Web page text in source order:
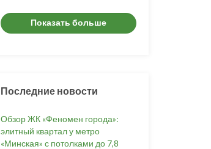
Показать больше
Последние новости
Обзор ЖК «Феномен города»:
элитный квартал у метро
«Минская» с потолками до 7,8